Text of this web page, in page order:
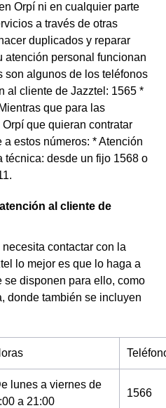
Orpí ni en cualquier parte
a través de otras
duplicados y reparar
atención personal funcionan
son algunos de los teléfonos
al cliente de Jazztel: 1565 *
que para las
que quieran contratar
estos números: * Atención
técnica: desde un fijo 1568 o
al cliente de
contactar con la
lo mejor es que lo haga a
se disponen para ello, como
donde también se incluyen
lunes a viernes de
a 21:00
1566